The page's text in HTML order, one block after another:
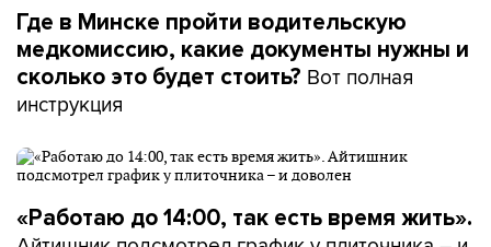
Где в Минске пройти водительскую
медкомиссию, какие документы нужны и
сколько это будет стоить? Вот полная
инструкция
«Работаю до 14:00, так есть время жить».